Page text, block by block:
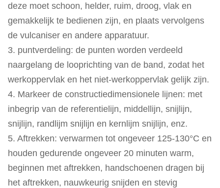
deze moet schoon, helder, ruim, droog, vlak en
gemakkelijk te bedienen zijn, en plaats vervolgens
de vulcaniser en andere apparatuur.
3. puntverdeling: de punten worden verdeeld
naargelang de looprichting van de band, zodat het
werkoppervlak en het niet-werkoppervlak gelijk zijn.
4. Markeer de constructiedimensionele lijnen: met
inbegrip van de referentielijn, middellijn, snijlijn,
snijlijn, randlijm snijlijn en kernlijm snijlijn, enz.
5. Aftrekken: verwarmen tot ongeveer 125-130°C en
houden gedurende ongeveer 20 minuten warm,
beginnen met aftrekken, handschoenen dragen bij
het aftrekken, nauwkeurig snijden en stevig